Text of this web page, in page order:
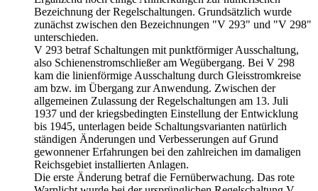
Bezeichnung der Regelschaltungen. Grundsätzlich wurde
zunächst zwischen den Bezeichnungen "V 293" und "V 298"
unterschieden.
V 293 betraf Schaltungen mit punktförmiger Ausschaltung,
also Schienenstromschließer am Wegübergang. Bei V 298
kam die linienförmige Ausschaltung durch Gleisstromkreise
am bzw. im Übergang zur Anwendung. Zwischen der
allgemeinen Zulassung der Regelschaltungen am 13. Juli
1937 und der kriegsbedingten Einstellung der Entwicklung
bis 1945, unterlagen beide Schaltungsvarianten natürlich
ständigen Änderungen und Verbesserungen auf Grund
gewonnener Erfahrungen bei den zahlreichen im damaligen
Reichsgebiet installierten Anlagen.
Die erste Änderung betraf die Fernüberwachung. Das rote